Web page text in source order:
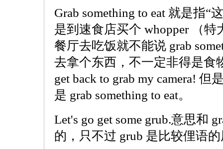
Grab something to eat 就是指“
是到速食店买个 whopper （特
餐厅去吃饭就不能说 grab
去拿个东西，不一定非得是食
get back to grab my camera!
是 grab something to eat。
Let's go get some grub.意思和
的，只不过 grub 是比较俚语